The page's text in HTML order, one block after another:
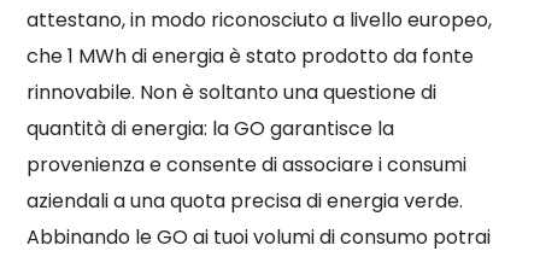
attestano, in modo riconosciuto a livello europeo,
che 1 MWh di energia è stato prodotto da fonte
rinnovabile. Non è soltanto una questione di
quantità di energia: la GO garantisce la
provenienza e consente di associare i consumi
aziendali a una quota precisa di energia verde.
Abbinando le GO ai tuoi volumi di consumo potrai